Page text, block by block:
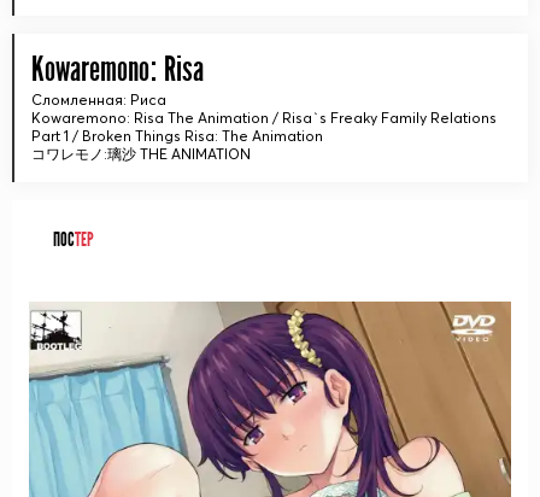
Выберите одну категорию для поиска
Kowaremono: Risa
Сломленная: Риса
Kowaremono: Risa The Animation / Risa`s Freaky Family Relations
Part 1 / Broken Things Risa: The Animation
コワレモノ:璃沙 THE ANIMATION
ПОСТЕР